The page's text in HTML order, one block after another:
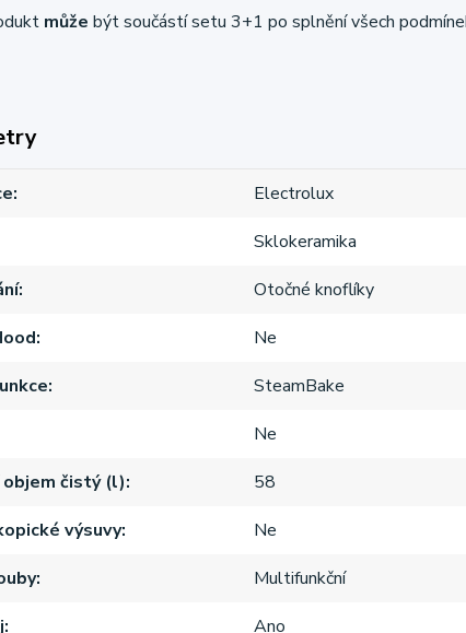
může být součástí setu 3+1 po splnění všech
Electrolux
Sklokeramika
Otočné knoflíky
Ne
SteamBake
Ne
čistý (l)
58
výsuvy
Ne
Multifunkční
Ano